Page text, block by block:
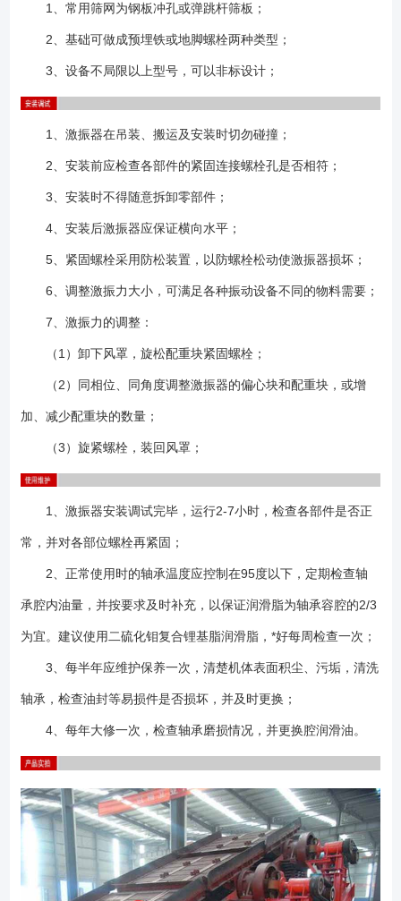
1、常用筛网为钢板冲孔或弹跳杆筛板；
2、基础可做成预埋铁或地脚螺栓两种类型；
3、设备不局限以上型号，可以非标设计；
1、激振器在吊装、搬运及安装时切勿碰撞；
2、安装前应检查各部件的紧固连接螺栓孔是否相符；
3、安装时不得随意拆卸零部件；
4、安装后激振器应保证横向水平；
5、紧固螺栓采用防松装置，以防螺栓松动使激振器损坏；
6、调整激振力大小，可满足各种振动设备不同的物料需要；
7、激振力的调整：
（1）卸下风罩，旋松配重块紧固螺栓；
（2）同相位、同角度调整激振器的偏心块和配重块，或增
加、减少配重块的数量；
（3）旋紧螺栓，装回风罩；
1、激振器安装调试完毕，运行2-7小时，检查各部件是否正
常，并对各部位螺栓再紧固；
2、正常使用时的轴承温度应控制在95度以下，定期检查轴
承腔内油量，并按要求及时补充，以保证润滑脂为轴承容腔的2/3
为宜。建议使用二硫化钼复合锂基脂润滑脂，*好每周检查一次；
3、每半年应维护保养一次，清楚机体表面积尘、污垢，清洗
轴承，检查油封等易损件是否损坏，并及时更换；
4、每年大修一次，检查轴承磨损情况，并更换腔润滑油。